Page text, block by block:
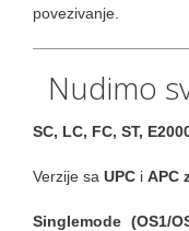
povezivanje.
Nudimo
SC, LC, FC, ST,
Verzije sa UPC i APC
Singlemode (OS1/